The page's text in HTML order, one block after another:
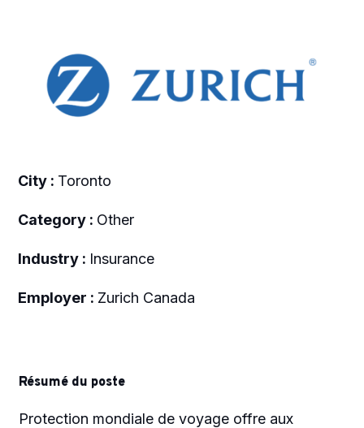
City : Toronto
Category : Other
Industry : Insurance
Employer : Zurich Canada
Résumé du poste
Protection mondiale de voyage offre aux